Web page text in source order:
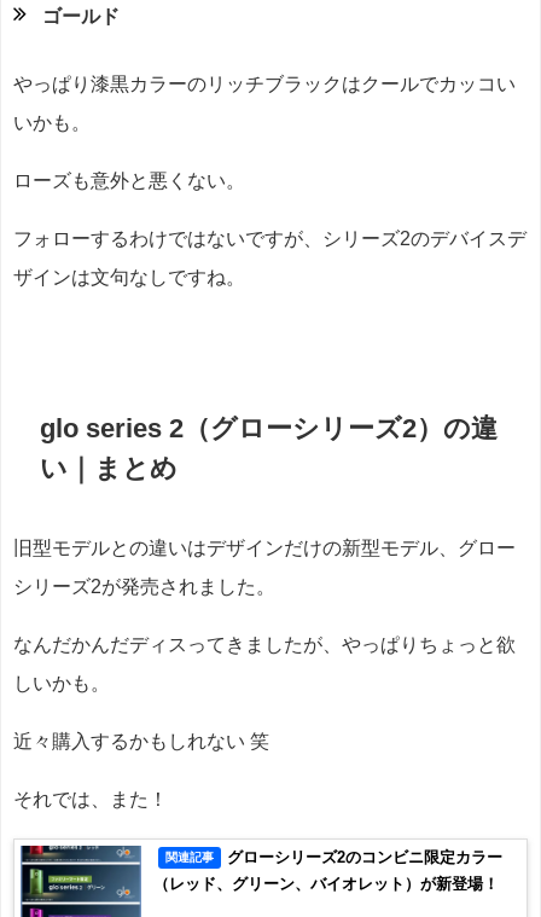
ゴールド
やっぱり漆黒カラーのリッチブラックはクールでカッコい
いかも。
ローズも意外と悪くない。
フォローするわけではないですが、シリーズ2のデバイスデ
ザインは文句なしですね。
glo series 2（グローシリーズ2）の違
い｜まとめ
旧型モデルとの違いはデザインだけの新型モデル、グロー
シリーズ2が発売されました。
なんだかんだディスってきましたが、やっぱりちょっと欲
しいかも。
近々購入するかもしれない 笑
それでは、また！
関連記事
グローシリーズ2のコンビニ限定カラー
（レッド、グリーン、バイオレット）が新登場！